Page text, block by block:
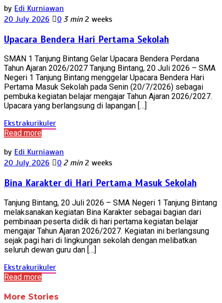
by Edi Kurniawan
20 July 2026
0 3 min 2 weeks
Upacara Bendera Hari Pertama Sekolah
SMAN 1 Tanjung Bintang Gelar Upacara Bendera Perdana
Tahun Ajaran 2026/2027 Tanjung Bintang, 20 Juli 2026 – SMA
Negeri 1 Tanjung Bintang menggelar Upacara Bendera Hari
Pertama Masuk Sekolah pada Senin (20/7/2026) sebagai
pembuka kegiatan belajar mengajar Tahun Ajaran 2026/2027.
Upacara yang berlangsung di lapangan […]
Ekstrakurikuler
Read more
by Edi Kurniawan
20 July 2026
0 2 min 2 weeks
Bina Karakter di Hari Pertama Masuk Sekolah
Tanjung Bintang, 20 Juli 2026 – SMA Negeri 1 Tanjung Bintang
melaksanakan kegiatan Bina Karakter sebagai bagian dari
pembinaan peserta didik di hari pertama kegiatan belajar
mengajar Tahun Ajaran 2026/2027. Kegiatan ini berlangsung
sejak pagi hari di lingkungan sekolah dengan melibatkan
seluruh dewan guru dan […]
Ekstrakurikuler
Read more
More Stories